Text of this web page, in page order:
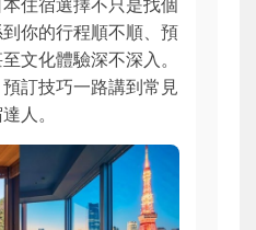
住宿選擇不只是找個
你的行程順不順、預
文化體驗深不深入。
訂技巧一路講到常見
人。